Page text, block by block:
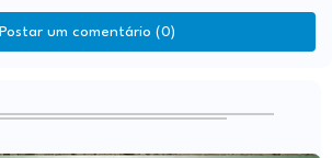
Postar um comentário (0)